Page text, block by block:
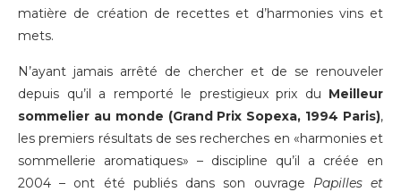
matière de création de recettes et d’harmonies vins et
mets.
N’ayant jamais arrêté de chercher et de se renouveler
depuis qu’il a remporté le prestigieux prix du Meilleur
sommelier au monde (Grand Prix Sopexa, 1994 Paris),
les premiers résultats de ses recherches en «harmonies et
sommellerie aromatiques» – discipline qu’il a créée en
2004 – ont été publiés dans son ouvrage Papilles et